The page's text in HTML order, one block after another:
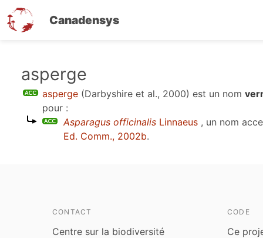
Canadensys
contenu
asperge
asperge (Darbyshire et al., 2000) est un nom
pour :
Asparagus officinalis Linnaeus , un nom
Ed. Comm., 2002b.
CONTACT
Centre sur la biodiversité
CODE
Ce